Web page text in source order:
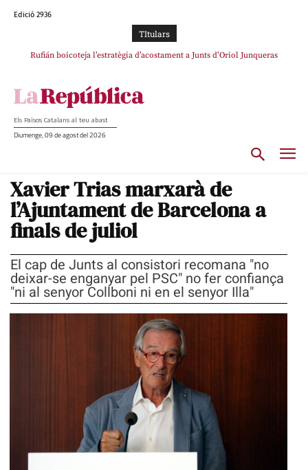
Edició 2936
TItulars
Rufián boicoteja l’estratègia d’acostament a Junts d’Oriol Junqueras
Rufián dinamita la unitat independentista amb un atac frontal al retorn de
Els Països Catalans al teu abast
Diumenge, 09 de agost del 2026
Xavier Trias marxarà de
l’Ajuntament de Barcelona a
finals de juliol
El cap de Junts al consistori recomana "no
deixar-se enganyar pel PSC" no fer confiança
"ni al senyor Collboni ni en el senyor Illa"